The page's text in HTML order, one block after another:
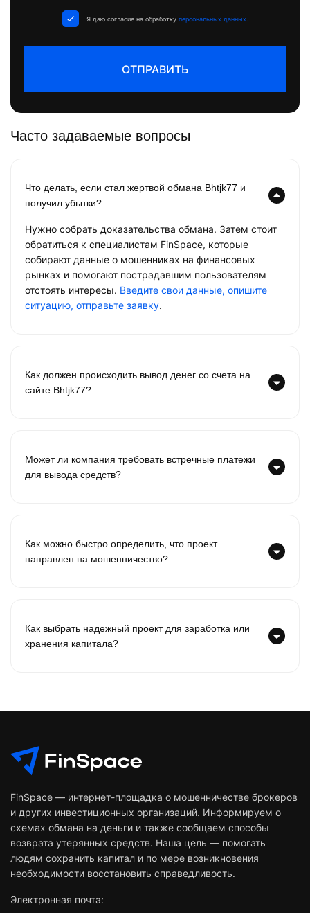
Я даю согласие на обработку персональных данных
ОТПРАВИТЬ
Часто задаваемые вопросы
Что делать, если стал жертвой обмана Bhtjk77 и
получил убытки?
Нужно собрать доказательства обмана. Затем стоит
обратиться к специалистам FinSpace, которые
собирают данные о мошенниках на финансовых
рынках и помогают пострадавшим пользователям
отстоять интересы. Введите свои данные, опишите
ситуацию, отправьте заявку.
Как должен происходить вывод денег со счета на
сайте Bhtjk77?
Может ли компания требовать встречные платежи
для вывода средств?
Как можно быстро определить, что проект
направлен на мошенничество?
Как выбрать надежный проект для заработка или
хранения капитала?
FinSpace — интернет-площадка о мошенничестве брокеров
и других инвестиционных организаций. Информируем о
схемах обмана на деньги и также сообщаем способы
возврата утерянных средств. Наша цель — помогать
людям сохранить капитал и по мере возникновения
необходимости восстановить справедливость.
Электронная почта: